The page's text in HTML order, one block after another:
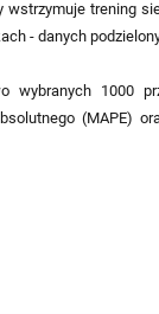
trening
- danych
1000
(MAPE)